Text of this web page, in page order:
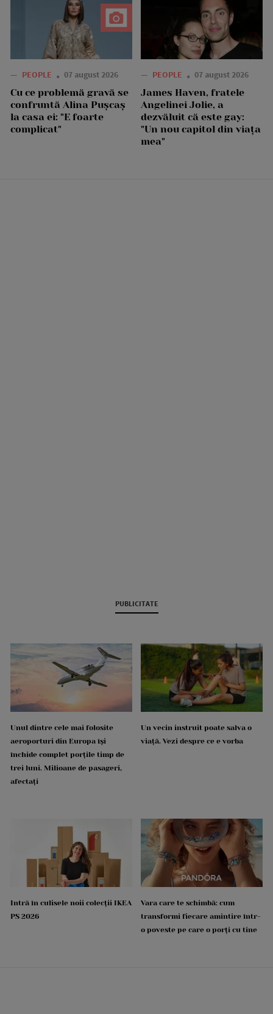
— PEOPLE 07 august 2026
Cu ce problemă gravă se
confruntă Alina Pușcaș
la casa ei: "E foarte
complicat"
— PEOPLE 07 august 2026
James Haven, fratele
Angelinei Jolie, a
dezvăluit că este gay:
"Un nou capitol din viața
mea"
PUBLICITATE
Unul dintre cele mai folosite
aeroporturi din Europa își
închide complet porțile timp de
trei luni. Milioane de pasageri,
afectați
Un vecin instruit poate salva o
viață. Vezi despre ce e vorba
Intră în culisele noii colecții IKEA
PS 2026
Vara care te schimbă: cum
transformi fiecare amintire într-
o poveste pe care o porți cu tine